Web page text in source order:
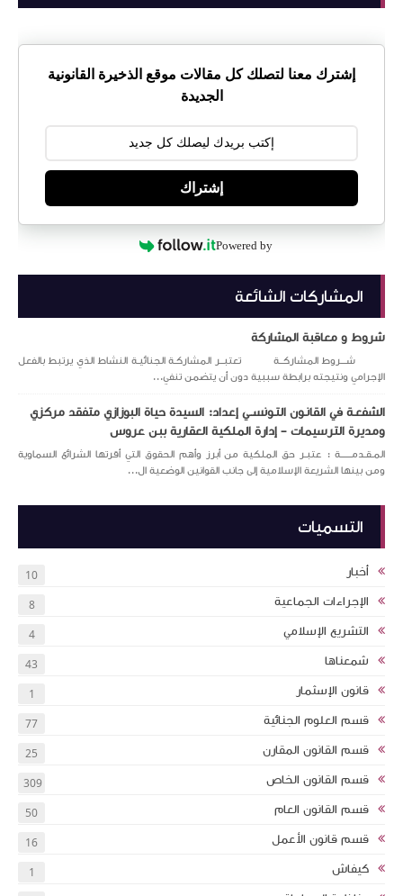
إشترك معنا لتصلك كل مقالات موقع الذخيرة القانونية
الجديدة
إشتراك
Powered by
المشاركات الشائعة
شروط و معاقبة المشاركة
شـــروط المشاركــة تعتبــر المشاركـة الجنائيـة النشاط الذي يرتبط بالفعل
الإجرامي ونتيجته برابطة سببية دون أن يتضمن تنفي...
الشفعـة في القانـون التـونســي إعداد: السيدة حياة البوزازي متفقد مركزي
ومديرة الترسيمات – إدارة الملكية العقارية ببن عروس
المـقـدمــــــة : عتبـر حق الملكية من أبرز وأهم الحقوق التي أقرتها الشرائع السماوية
ومن بينها الشريعة الإسلامية إلى جانب القوانين الوضعية ال...
التسميات
أخبار 10
الإجراءات الجماعية 8
التشريع الإسلامي 4
شمعناها 43
قانون الإسثمار 1
قسم العلوم الجنائية 77
قسم القانون المقارن 25
قسم القانون الخاص 309
قسم القانون العام 50
قسم قانون الأعمل 16
كيفاش 1